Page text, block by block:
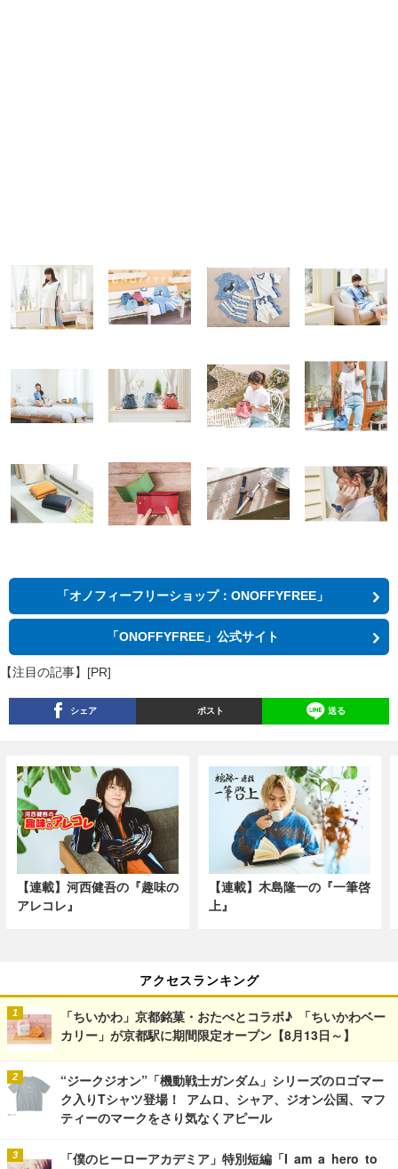
「オノフィーフリーショップ：ONOFFYFREE」
「ONOFFYFREE」公式サイト
【注目の記事】[PR]
シェア ポスト 送る
【連載】河西健吾の『趣味の
アレコレ』
【連載】木島隆一の『一筆啓
上』
アクセスランキング
「ちいかわ」京都銘菓・おたべとコラボ♪ 「ちいかわベー
カリー」が京都駅に期間限定オープン【8月13日～】
“ジークジオン”「機動戦士ガンダム」シリーズのロゴマー
ク入りTシャツ登場！ アムロ、シャア、ジオン公国、マフ
ティーのマークをさり気なくアピール
「僕のヒーローアカデミア」特別短編「I am a hero to